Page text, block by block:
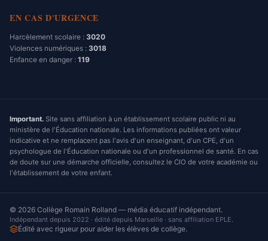
EN CAS D'URGENCE
Harcèlement scolaire : 3020
Violences numériques : 3018
Enfance en danger : 119
Important. Site sans affiliation à un établissement scolaire public ni au
ministère de l'Éducation nationale. Les informations publiées ont valeur
indicative et ne remplacent pas l'avis d'un enseignant, d'un CPE, d'un
psychologue de l'Éducation nationale ou d'un professionnel de santé. En cas
de doute sur une démarche officielle, consultez le CIO de votre académie ou
l'établissement de votre enfant.
© 2026 Collège Romain Rolland — média éducatif indépendant.
Indépendant depuis 2022 · édité depuis Marseille · sans affiliation EPLE.
Édité avec rigueur pour aider les élèves de collège.